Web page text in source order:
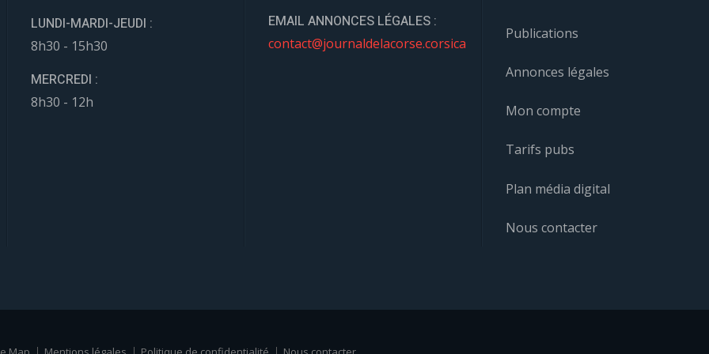
LUNDI-MARDI-JEUDI :
8h30 - 15h30
MERCREDI :
8h30 - 12h
EMAIL ANNONCES LÉGALES :
contact@journaldelacorse.corsica
Publications
Annonces légales
Mon compte
Tarifs pubs
Plan média digital
Nous contacter